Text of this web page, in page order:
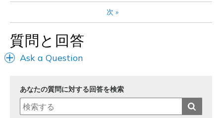
次 »
質問と回答
Ask a Question
あなたの質問に対する回答を検索